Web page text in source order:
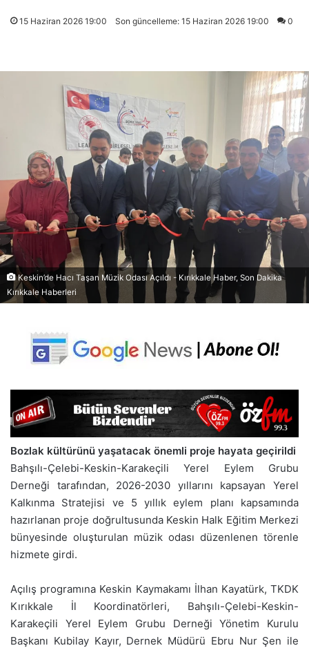
15 Haziran 2026 19:00 Son güncelleme: 15 Haziran 2026 19:00 0
Keskin’de Hacı Taşan Müzik Odası Açıldı - Kırıkkale Haber, Son Dakika
Kırıkkale Haberleri
Bozlak kültürünü yaşatacak önemli proje hayata geçirildi
Bahşılı-Çelebi-Keskin-Karakeçili Yerel Eylem Grubu
Derneği tarafından, 2026-2030 yıllarını kapsayan Yerel
Kalkınma Stratejisi ve 5 yıllık eylem planı kapsamında
hazırlanan proje doğrultusunda Keskin Halk Eğitim Merkezi
bünyesinde oluşturulan müzik odası düzenlenen törenle
hizmete girdi.
Açılış programına Keskin Kaymakamı İlhan Kayatürk, TKDK
Kırıkkale İl Koordinatörleri, Bahşılı-Çelebi-Keskin-
Karakeçili Yerel Eylem Grubu Derneği Yönetim Kurulu
Başkanı Kubilay Kayır, Dernek Müdürü Ebru Nur Şen ile